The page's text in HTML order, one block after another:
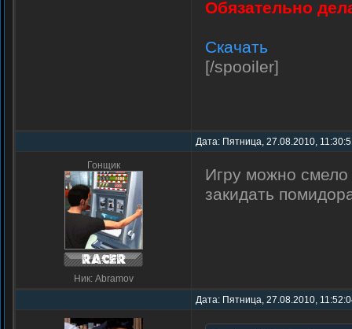
Обязательно
Скачать
[/spooiler]
Дата: Пятница, 27.08.2010,
Гонщик
Ник: Abramov
Игру можно смело
закидать
Дата: Пятница, 27.08.2010,